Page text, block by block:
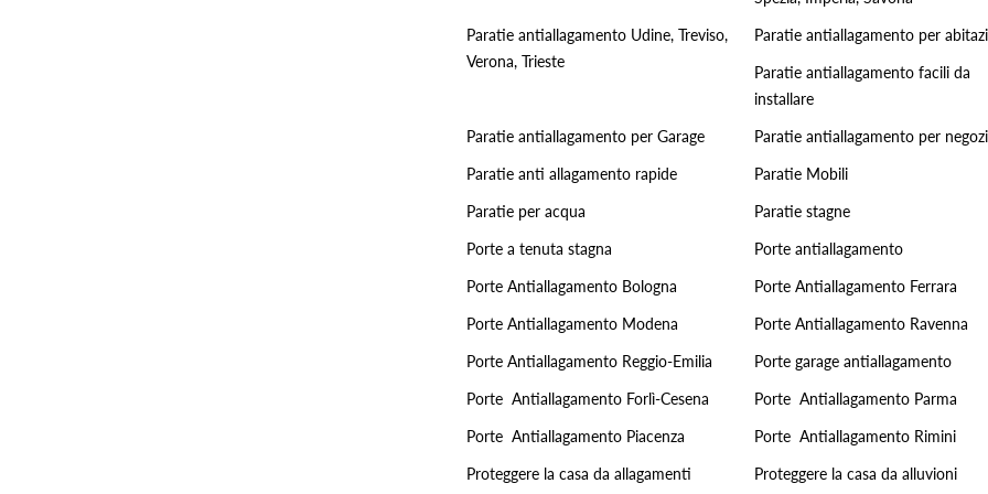
Paratie antiallagamento Udine, Treviso,
Verona, Trieste
Paratie antiallagamento per
Paratie antiallagamento facili da
installare
Paratie antiallagamento per Garage
Paratie antiallagamento per negozi
Paratie anti allagamento rapide
Paratie Mobili
Paratie per acqua
Paratie stagne
Porte a tenuta stagna
Porte antiallagamento
Porte Antiallagamento Bologna
Porte Antiallagamento Ferrara
Porte Antiallagamento Modena
Porte Antiallagamento Ravenna
Porte Antiallagamento Reggio-Emilia
Porte garage antiallagamento
Porte Antiallagamento Forlì-Cesena
Porte Antiallagamento Parma
Porte Antiallagamento Piacenza
Porte Antiallagamento Rimini
Proteggere la casa da allagamenti
Proteggere la casa da alluvioni